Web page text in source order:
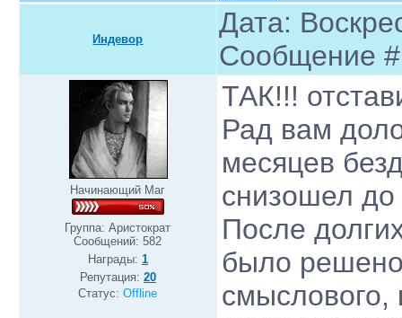
Индевор
Дата:
Сообщение
Начинающий Маг
Группа: Аристократ
Сообщений:582
Награды: 1
Репутация: 20
Статус:Offline
ТАК!!!
Рад вам
месяцев
снизошел
После
было решено
смыслового,